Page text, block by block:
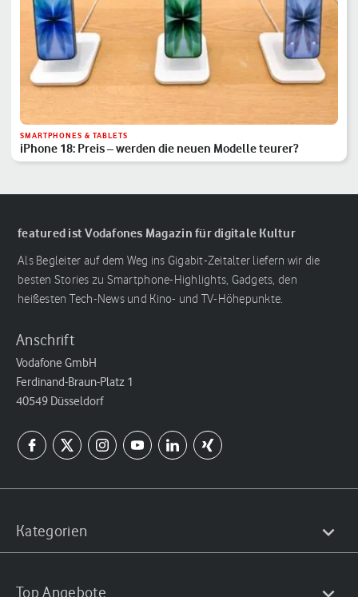
SMARTPHONES & TABLETS
iPhone 18: Preis – werden die neuen Modelle teurer?
featured ist Vodafones Magazin für digitale Kultur
Als Begleiter auf dem Weg ins Gigabit-Zeitalter liefern wir die
besten Stories zu Smartphone-Highlights, Gadgets, den
heißesten Tech-News und Kino- und TV-Höhepunkte.
Anschrift
Vodafone GmbH
Ferdinand-Braun-Platz 1
40549 Düsseldorf
Kategorien
Top Angebote